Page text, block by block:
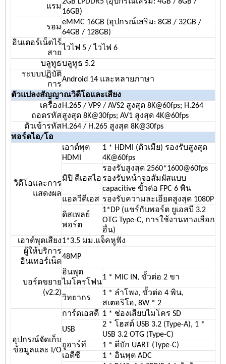
แรม
16GB)
รอม
eMMC 16GB (อุปกรณ์เสริม: 8GB / 32GB /
64GB / 128GB)
อินเตอร์เน็ตไร้
สาย
ไวไฟ 5 / ไวไฟ 6
บลูทูธบลูทูธ 5.2
ระบบปฏิบัติ
การ
Android 14 และหลายภาษา
ตัวแปลงสัญญาณวิดีโอและเสียง
เครื่อง
ถอดรหัส
H.265 / VP9 / AVS2 สูงสุด 8K@60fps; H.264
สูงสุด 8K@30fps; AV1 สูงสุด 4K@60fps
ตัวเข้ารหัสH.264 / H.265 สูงสุด 8K@30fps
พอร์ตไอ/โอ
วิดีโอและการ
แสดงผล
เอาต์พุต
HDMI
1 * HDMI (ตัวเมีย) รองรับสูงสุด
4K@60fps
มิปิ ดีเอสไอ
รองรับสูงสุด 2560*1600@60fps
รองรับหน้าจอสัมผัสแบบ
capacitive ขั้วต่อ FPC 6 พิน
แอลวีดีเอส รองรับความละเอียดสูงสุด 1080P
ดิสเพลย์
พอร์ต
1*DP (แชร์กับพอร์ต ยูเอสบี 3.2
OTG Type-C, การใช้งานทางเลือก
อื่น)
เอาต์พุตเสียง1*3.5 มม.แจ็คหูฟัง
ผู้ให้บริการ
อินเทอร์เน็ต
48MP
บอร์ดขยาย
(v2.2)
อินพุต
ไมโครโฟน
1 * MIC IN, ขั้วต่อ 2 ขา
วิทยากร
1 * ลำโพง, ขั้วต่อ 4 พิน,
สเตอริโอ, 8W * 2
อุปกรณ์จัดเก็บ
ข้อมูลและ I/O
การ์ดเอสดี 1 * ช่องเสียบไมโคร SD
USB
2 * โฮสต์ USB 3.2 (Type-A), 1 *
USB 3.2 OTG (Type-C)
ยูอาร์ที
1 * ดีบัก UART (Type-C)
เอดีซี
1 * อินพุต ADC